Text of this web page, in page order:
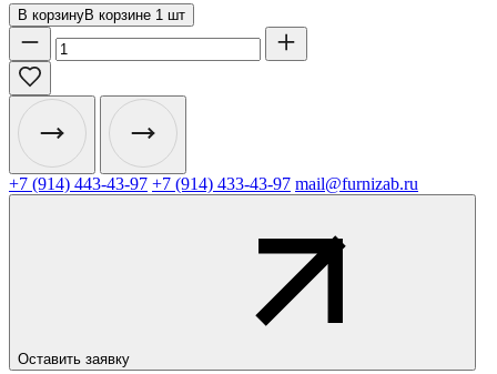
В корзинуВ корзине 1 шт
+7 (914) 443-43-97 +7 (914) 433-43-97 mail@furnizab.ru
Оставить заявку